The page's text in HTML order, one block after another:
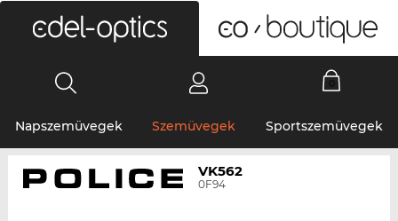
Napszemüvegek Szemüvegek Sportszemüvegek
VK562
0F94